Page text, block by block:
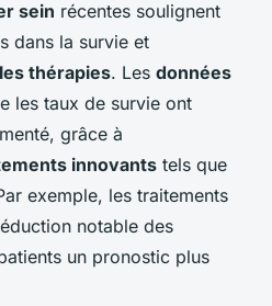
sein récentes soulignent
dans la survie et
thérapies. Les données
les taux de survie ont
grâce à
innovants tels que
exemple, les traitements
notable des
un pronostic plus